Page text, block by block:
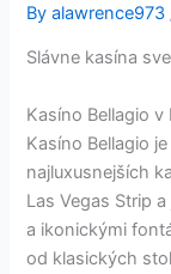
Byalawrence973
Slávne kasína
Kasíno Bellagio v
Kasíno Bellagio
najluxusnejších
Las Vegas Strip
a ikonickými
od klasických